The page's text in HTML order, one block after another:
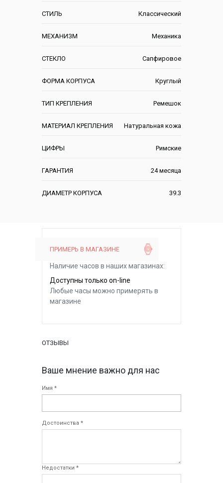
СТИЛЬ Классический
МЕХАНИЗМ Механика
СТЕКЛО Сапфировое
ФОРМА КОРПУСА Круглый
ТИП КРЕПЛЕНИЯ Ремешок
МАТЕРИАЛ КРЕПЛЕНИЯ Натуральная кожа
ЦИФРЫ Римские
ГАРАНТИЯ 24 месяца
ДИАМЕТР КОРПУСА 39.3
ПРИМЕРЬ В МАГАЗИНЕ
Наличие часов в наших магазинах:
Доступны только on-line
Любые часы можно примерять в
магазине
ОТЗЫВЫ
Ваше мнение важно для нас
Имя *
Достоинства *
Недостатки *